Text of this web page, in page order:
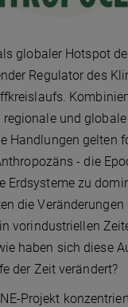
globaler Hotspot
Regulator des
und
Handlungen gelten
- die
Erdsysteme zu
die Veränderungen
vorindustriellen
haben sich diese
der Zeit verändert?
Projekt